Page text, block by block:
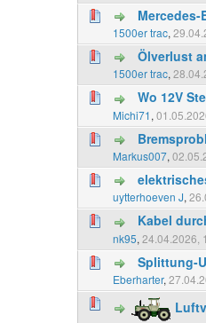
Mercedes-
1500er trac,
Ölverlust
1500er trac,
Wo 12V
Michi71,
Markus007,
uytterhoeven J,
Kabel
nk95, 24.04.2026,
Splittung-
Eberharter,